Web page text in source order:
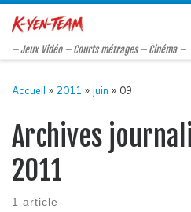
Passer au contenu
– Jeux Vidéo – Courts métrages – Cinéma –
Accueil » 2011 » juin » 09
Archives
2011
1 article